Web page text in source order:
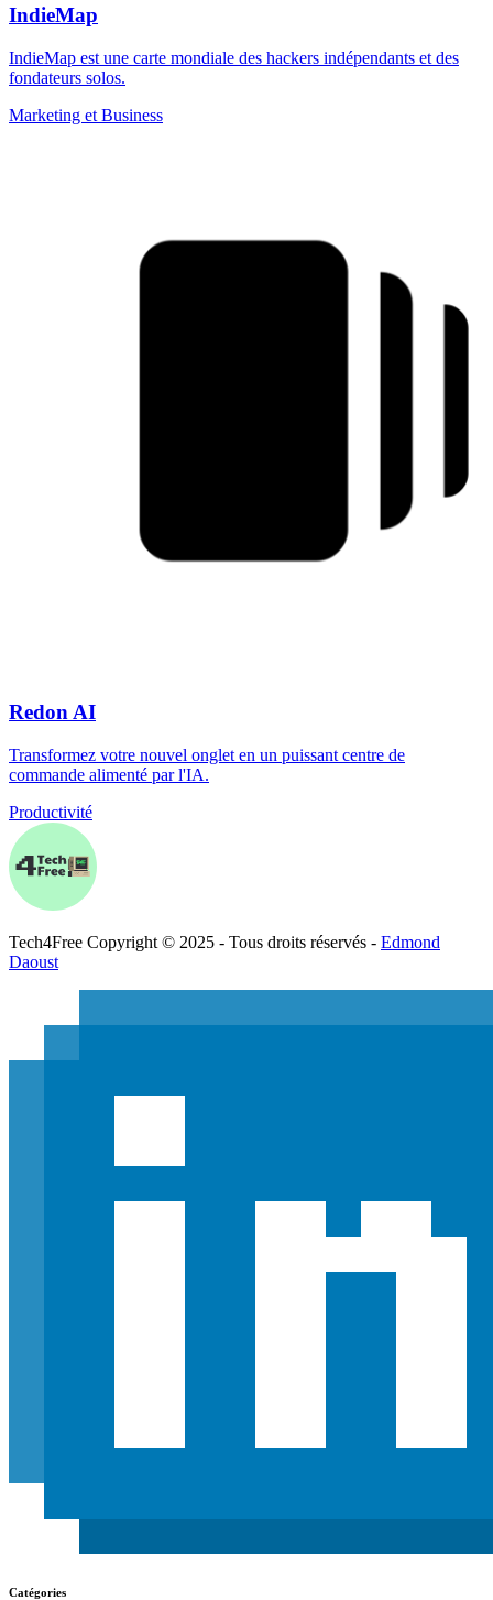
IndieMap
IndieMap est une carte mondiale des hackers indépendants et des
fondateurs solos.
Marketing et Business
Redon AI
Transformez votre nouvel onglet en un puissant centre de
commande alimenté par l'IA.
Productivité
Tech4Free Copyright © 2025 - Tous droits réservés - Edmond
Daoust
Catégories